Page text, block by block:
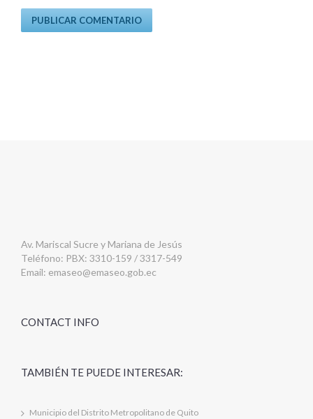
Av. Mariscal Sucre y Mariana de Jesús
Teléfono: PBX: 3310-159 / 3317-549
Email: emaseo@emaseo.gob.ec
CONTACT INFO
TAMBIÉN TE PUEDE INTERESAR:
Municipio del Distrito Metropolitano de Quito